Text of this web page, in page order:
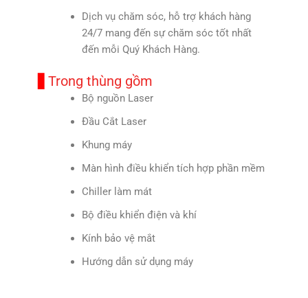
Dịch vụ chăm sóc, hỗ trợ khách hàng
24/7 mang đến sự chăm sóc tốt nhất
đến mỗi Quý Khách Hàng.
Trong thùng gồm
Bộ nguồn Laser
Đầu Cắt Laser
Khung máy
Màn hình điều khiển tích hợp phần mềm
Chiller làm mát
Bộ điều khiển điện và khí
Kính bảo vệ mắt
Hướng dẫn sử dụng máy